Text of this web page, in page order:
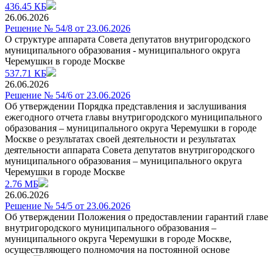
436.45 КБ
26.06.2026
Решение № 54/8 от 23.06.2026
О структуре аппарата Совета депутатов внутригородского
муниципального образования - муниципального округа
Черемушки в городе Москве
537.71 КБ
26.06.2026
Решение № 54/6 от 23.06.2026
Об утверждении Порядка представления и заслушивания
ежегодного отчета главы внутригородского муниципального
образования – муниципального округа Черемушки в городе
Москве о результатах своей деятельности и результатах
деятельности аппарата Совета депутатов внутригородского
муниципального образования – муниципального округа
Черемушки в городе Москве
2.76 МБ
26.06.2026
Решение № 54/5 от 23.06.2026
Об утверждении Положения о предоставлении гарантий главе
внутригородского муниципального образования –
муниципального округа Черемушки в городе Москве,
осуществляющего полномочия на постоянной основе